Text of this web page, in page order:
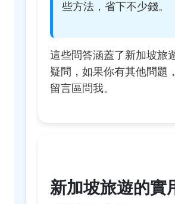
些方法，省下不少錢。
這些問答涵蓋了新加坡旅
疑問，如果你有其他問題
留言區問我。
新加坡旅遊的實